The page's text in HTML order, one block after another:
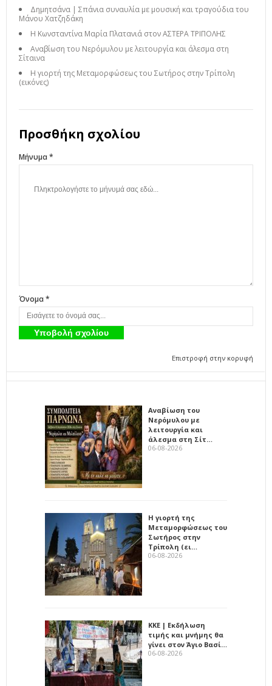
Δημητσάνα | Σπάνια συναυλία με μουσική και τραγούδια του
Μάνου Χατζηδάκη
Η Κωνσταντίνα Μαρία Πλατανιά στον ΑΣΤΕΡΑ ΤΡΙΠΟΛΗΣ
Αναβίωση του Νερόμυλου με λειτουργία και άλεσμα στη
Σίταινα
Η γιορτή της Μεταμορφώσεως του Σωτήρος στην Τρίπολη
(εικόνες)
Προσθήκη σχολίου
Μήνυμα *
Όνομα *
Επιστροφή στην κορυφή
Αναβίωση του
Νερόμυλου με
λειτουργία και
άλεσμα στη Σίτ…
06-08-2026
Η γιορτή της
Μεταμορφώσεως του
Σωτήρος στην
Τρίπολη (ει…
06-08-2026
ΚΚΕ | Εκδήλωση
τιμής και μνήμης θα
γίνει στον Άγιο Βασί…
06-08-2026